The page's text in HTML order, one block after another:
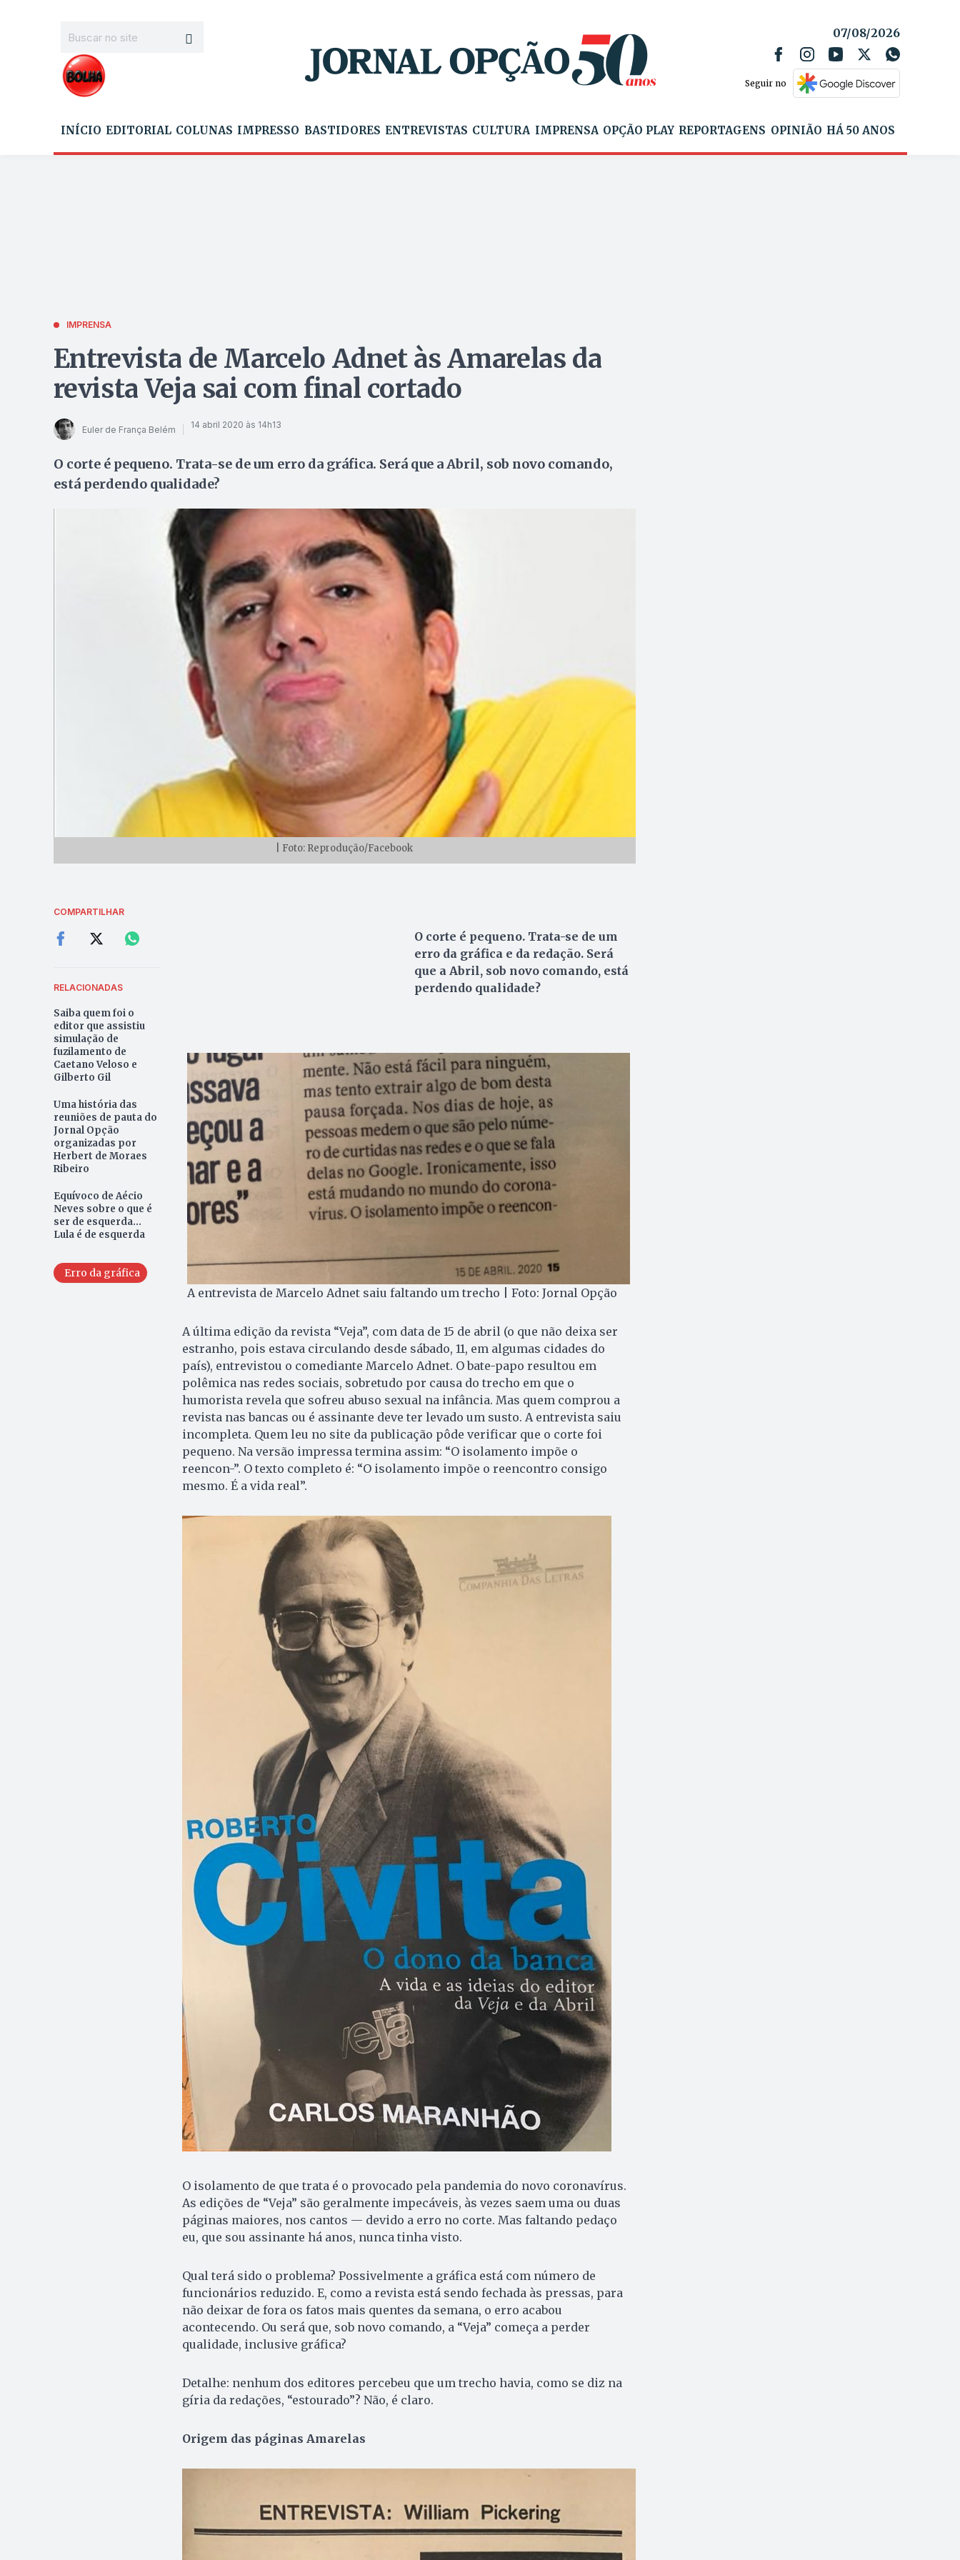
07/08/2026
Seguir no
INÍCIO EDITORIAL COLUNAS IMPRESSO BASTIDORES ENTREVISTAS CULTURA IMPRENSA OPÇÃO PLAY REPORTAGENS OPINIÃO HÁ 50 ANOS
IMPRENSA
Entrevista de Marcelo Adnet às Amarelas da
revista Veja sai com final cortado
Euler de França Belém 14 abril 2020 às 14h13
O corte é pequeno. Trata-se de um erro da gráfica. Será que a Abril, sob novo comando,
está perdendo qualidade?
| Foto: Reprodução/Facebook
COMPARTILHAR
RELACIONADAS
Saiba quem foi o
editor que assistiu
simulação de
fuzilamento de
Caetano Veloso e
Gilberto Gil
Uma história das
reuniões de pauta do
Jornal Opção
organizadas por
Herbert de Moraes
Ribeiro
Equívoco de Aécio
Neves sobre o que é
ser de esquerda...
Lula é de esquerda
Erro da gráfica
O corte é pequeno. Trata-se de um
erro da gráfica e da redação. Será
que a Abril, sob novo comando, está
perdendo qualidade?
A entrevista de Marcelo Adnet saiu faltando um trecho | Foto: Jornal Opção
A última edição da revista “Veja”, com data de 15 de abril (o que não deixa ser
estranho, pois estava circulando desde sábado, 11, em algumas cidades do
país), entrevistou o comediante Marcelo Adnet. O bate-papo resultou em
polêmica nas redes sociais, sobretudo por causa do trecho em que o
humorista revela que sofreu abuso sexual na infância. Mas quem comprou a
revista nas bancas ou é assinante deve ter levado um susto. A entrevista saiu
incompleta. Quem leu no site da publicação pôde verificar que o corte foi
pequeno. Na versão impressa termina assim: “O isolamento impõe o
reencon-”. O texto completo é: “O isolamento impõe o reencontro consigo
mesmo. É a vida real”.
O isolamento de que trata é o provocado pela pandemia do novo coronavírus.
As edições de “Veja” são geralmente impecáveis, às vezes saem uma ou duas
páginas maiores, nos cantos — devido a erro no corte. Mas faltando pedaço
eu, que sou assinante há anos, nunca tinha visto.
Qual terá sido o problema? Possivelmente a gráfica está com número de
funcionários reduzido. E, como a revista está sendo fechada às pressas, para
não deixar de fora os fatos mais quentes da semana, o erro acabou
acontecendo. Ou será que, sob novo comando, a “Veja” começa a perder
qualidade, inclusive gráfica?
Detalhe: nenhum dos editores percebeu que um trecho havia, como se diz na
gíria da redações, “estourado”? Não, é claro.
Origem das páginas Amarelas